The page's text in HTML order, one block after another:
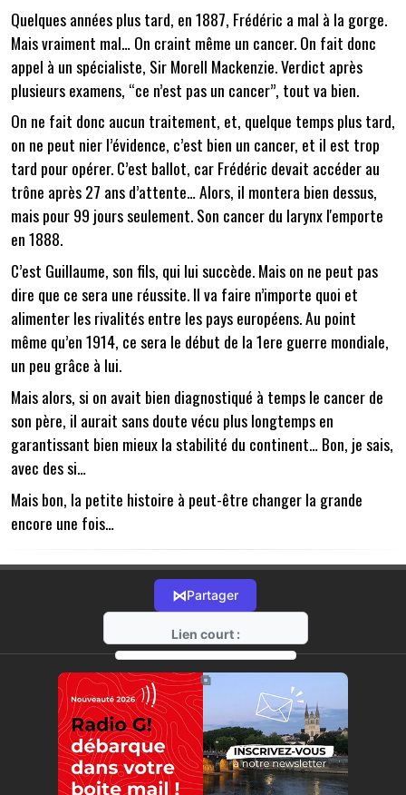
Quelques années plus tard, en 1887, Frédéric a mal à la gorge.
Mais vraiment mal… On craint même un cancer. On fait donc
appel à un spécialiste, Sir Morell Mackenzie. Verdict après
plusieurs examens, “ce n’est pas un cancer”, tout va bien.
On ne fait donc aucun traitement, et, quelque temps plus tard,
on ne peut nier l’évidence, c’est bien un cancer, et il est trop
tard pour opérer. C’est ballot, car Frédéric devait accéder au
trône après 27 ans d’attente… Alors, il montera bien dessus,
mais pour 99 jours seulement. Son cancer du larynx l'emporte
en 1888.
C’est Guillaume, son fils, qui lui succède. Mais on ne peut pas
dire que ce sera une réussite. Il va faire n’importe quoi et
alimenter les rivalités entre les pays européens. Au point
même qu’en 1914, ce sera le début de la 1ere guerre mondiale,
un peu grâce à lui.
Mais alors, si on avait bien diagnostiqué à temps le cancer de
son père, il aurait sans doute vécu plus longtemps en
garantissant bien mieux la stabilité du continent… Bon, je sais,
avec des si…
Mais bon, la petite histoire à peut-être changer la grande
encore une fois…
⋈Partager
Lien court :
https://radio-g.fr?14500
⧉